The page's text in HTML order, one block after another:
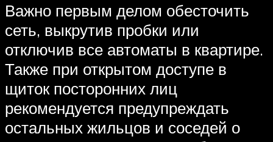
Важно первым делом обесточить
сеть, выкрутив пробки или
отключив все автоматы в квартире.
Также при открытом доступе в
щиток посторонних лиц
рекомендуется предупреждать
остальных жильцов и соседей о